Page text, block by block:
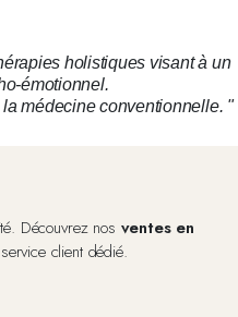
holistiques visant à un
émotionnel.
médecine conventionnelle. "
Découvrez nos ventes en
client dédié.